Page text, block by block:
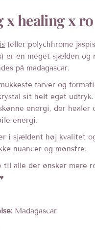
x healing x ro
(eller polychhrome
er en meget sjælden og
på madagascar.
farver og
sit helt eget
energi, der healer
energi.
er i sjældent høj kvalitet
nuancer og mønstre.
til alle der ønsker mere
Madagascar